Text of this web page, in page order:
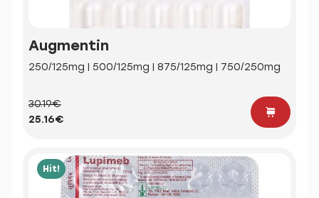
Augmentin
250/125mg | 500/125mg | 875/125mg | 750/250mg
30.19€
25.16€
Hit!